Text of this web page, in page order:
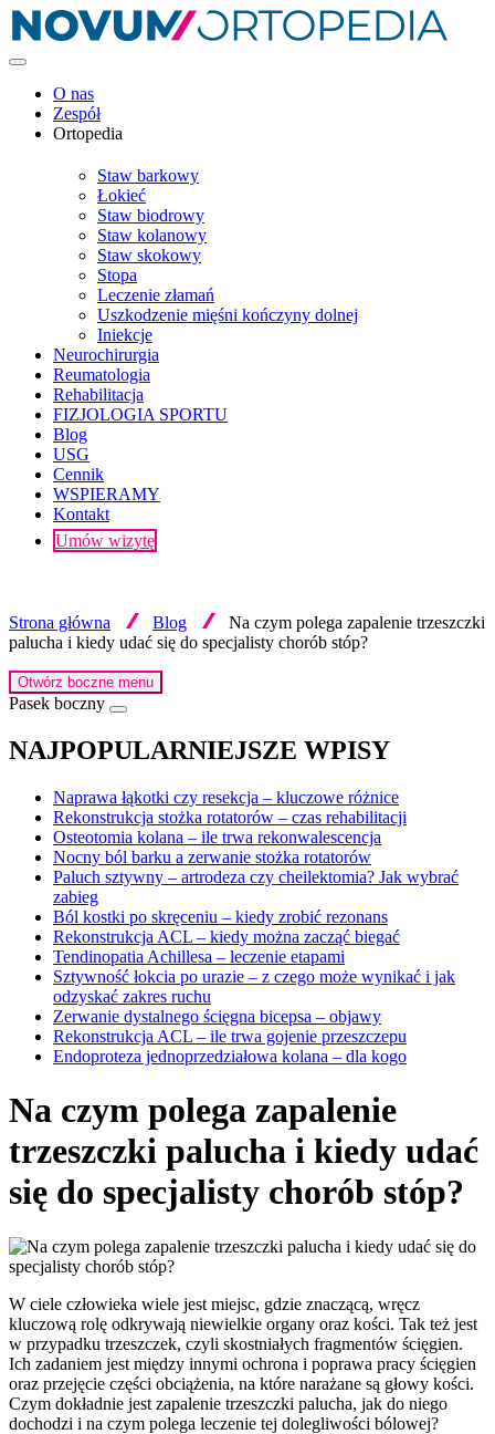
O nas
Zespół
Ortopedia
Staw barkowy
Łokieć
Staw biodrowy
Staw kolanowy
Staw skokowy
Stopa
Leczenie złamań
Uszkodzenie mięśni kończyny dolnej
Iniekcje
Neurochirurgia
Reumatologia
Rehabilitacja
FIZJOLOGIA SPORTU
Blog
USG
Cennik
WSPIERAMY
Kontakt
Umów wizytę
Strona główna Blog
Na czym polega zapalenie trzeszczki
palucha i kiedy udać się do specjalisty chorób stóp?
Otwórz boczne menu
Pasek boczny
NAJPOPULARNIEJSZE WPISY
Naprawa łąkotki czy resekcja – kluczowe różnice
Rekonstrukcja stożka rotatorów – czas rehabilitacji
Osteotomia kolana – ile trwa rekonwalescencja
Nocny ból barku a zerwanie stożka rotatorów
Paluch sztywny – artrodeza czy cheilektomia? Jak wybrać
zabieg
Ból kostki po skręceniu – kiedy zrobić rezonans
Rekonstrukcja ACL – kiedy można zacząć biegać
Tendinopatia Achillesa – leczenie etapami
Sztywność łokcia po urazie – z czego może wynikać i jak
odzyskać zakres ruchu
Zerwanie dystalnego ścięgna bicepsa – objawy
Rekonstrukcja ACL – ile trwa gojenie przeszczepu
Endoproteza jednoprzedziałowa kolana – dla kogo
Na czym polega zapalenie
trzeszczki palucha i kiedy udać
się do specjalisty chorób stóp?
W ciele człowieka wiele jest miejsc, gdzie znaczącą, wręcz
kluczową rolę odkrywają niewielkie organy oraz kości. Tak też jest
w przypadku trzeszczek, czyli skostniałych fragmentów ścięgien.
Ich zadaniem jest między innymi ochrona i poprawa pracy ścięgien
oraz przejęcie części obciążenia, na które narażane są głowy kości.
Czym dokładnie jest zapalenie trzeszczki palucha, jak do niego
dochodzi i na czym polega leczenie tej dolegliwości bólowej?